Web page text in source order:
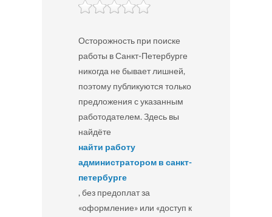
Осторожность при поиске
работы в Санкт-Петербурге
никогда не бывает лишней,
поэтому публикуются только
предложения с указанным
работодателем. Здесь вы
найдёте
найти работу
администратором в санкт-
петербурге
, без предоплат за
«оформление» или «доступ к